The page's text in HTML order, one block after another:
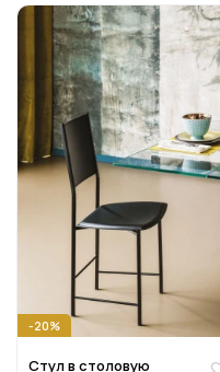
-20%
Стул в столовую